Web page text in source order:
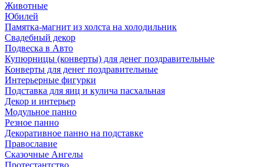
Животные
Юбилей
Памятка-магнит из холста на холодильник
Свадебный декор
Подвеска в Авто
Купюрницы (конверты) для денег поздравительные
Конверты для денег поздравительные
Интерьерные фигурки
Подставка для яиц и кулича пасхальная
Декор и интерьер
Модульное панно
Резное панно
Декоративное панно на подставке
Православие
Сказочные Ангелы
Протестантство